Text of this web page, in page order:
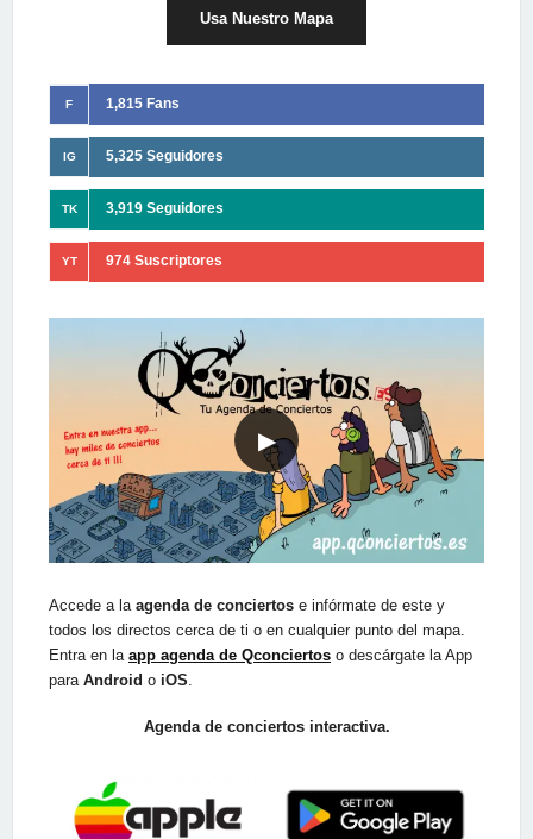
Usa Nuestro Mapa
F 1,815 Fans
IG 5,325 Seguidores
TK 3,919 Seguidores
YT 974 Suscriptores
▶
Accede a la agenda de conciertos e infórmate de este y
todos los directos cerca de ti o en cualquier punto del mapa.
Entra en la app agenda de Qconciertos o descárgate la App
para Android o iOS.
Agenda de conciertos interactiva.